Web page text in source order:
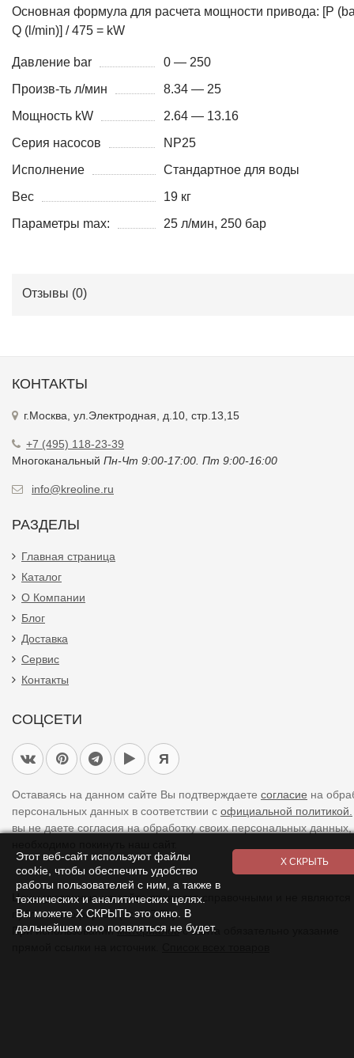
Основная формула для расчета мощности привода: [P
Q (l/min)] / 475 = kW
Давление bar
0 — 250
Произв-ть л/мин
8.34 — 25
Мощность kW
2.64 — 13.16
Серия насосов
NP25
Исполнение
Стандартное для воды
Вес
19 кг
Параметры max:
25 л/мин, 250 бар
Отзывы (0)
КОНТАКТЫ
г.Москва, ул.Электродная, д.10, стр.13,15
+7 (495) 118-23-39
Многоканальный Пн-Чт 9:00-17:00. Пт 9:00-16:00
info@kreoline.ru
РАЗДЕЛЫ
Главная страница
Каталог
О Компании
Блог
Доставка
Сервис
Контакты
СОЦСЕТИ
Я
Оставаясь на данном сайте Вы подтверждаете согласие на
персональных данных в соответствии с официальной политикой.
вы не даете согласия на обработку своих персональных
Цены указанные на сайте являются справочными и не являются
публичной офертой (ст. 437 ГК).
При использованииматериаловс сайта обязательно указание
Этот веб-сайт используют файлы
cookie, чтобы обеспечить удобство
работы пользователей с ним, а также в
технических и аналитических целях.
Вы можете Х СКРЫТЬ это окно. В
дальнейшем оно появляться не будет.